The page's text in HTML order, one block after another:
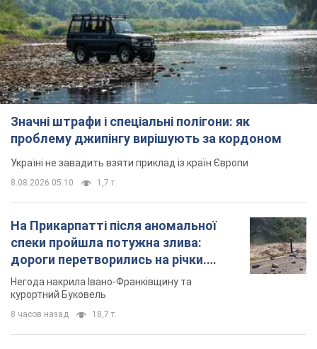
Значні штрафи і спеціальні полігони: як
проблему джипінгу вирішують за кордоном
Україні не завадить взяти приклад із країн Європи
8.08.2026 05:10 1,7 т.
На Прикарпатті після аномальної
спеки пройшла потужна злива:
дороги перетворились на річки.
Відео
Негода накрила Івано-Франківщину та
курортний Буковель
8 часов назад 18,7 т.